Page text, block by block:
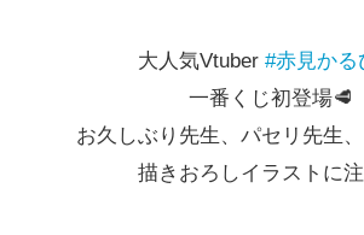
大人気Vtuber #赤見かる
一番くじ初登場🥩
お久しぶり先生、パセリ先生
描きおろしイラストに